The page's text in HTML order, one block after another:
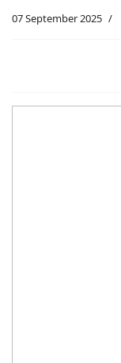
07 September 2025